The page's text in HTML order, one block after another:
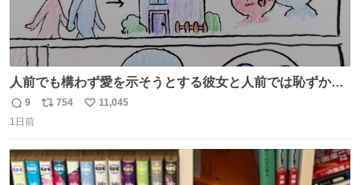
人前でも構わず愛を示そうとする彼女と人前では恥ずかし
いけど彼女を死ぬほど愛している彼氏 同士いませんか✋️
返
信
9
リ
ト
数
754
い
数
11,045
1日前